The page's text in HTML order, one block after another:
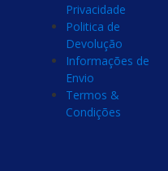
Privacidade
Politica de
Devolução
Informações de
Envio
Termos &
Condições